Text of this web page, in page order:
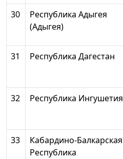
30
Республика Адыгея
(Адыгея)
31
Республика Дагестан
32
Республика Ингушетия
33
Кабардино-Балкарская
Республика